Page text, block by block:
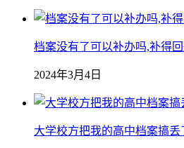
档案没有了可以补办吗,补得
2024年3月4日
大学校方把我的高中档案搞丢